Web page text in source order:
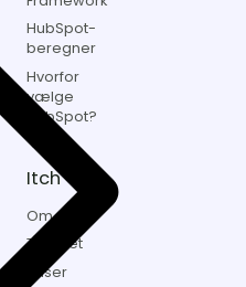
HubSpot-
beregner
Hvorfor
vælge
HubSpot?
Itch
Om os
Teamet
Priser